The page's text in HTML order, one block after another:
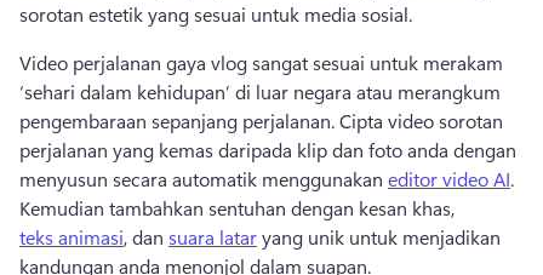
sorotan estetik yang sesuai untuk media sosial.
Video perjalanan gaya vlog sangat sesuai untuk merakam
‘sehari dalam kehidupan’ di luar negara atau merangkum
pengembaraan sepanjang perjalanan. Cipta video sorotan
perjalanan yang kemas daripada klip dan foto anda dengan
menyusun secara automatik menggunakan editor video AI
Kemudian tambahkan sentuhan dengan kesan khas,
teks animasi, dan suara latar yang unik untuk menjadikan
kandungan anda menonjol dalam suapan.